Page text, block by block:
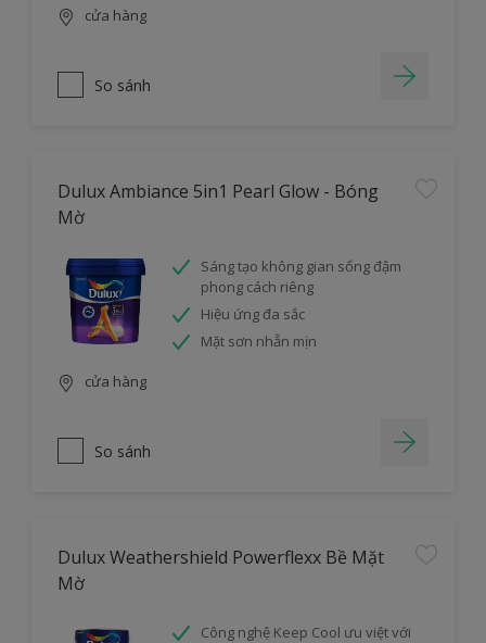
cửa hàng
So sánh
Dulux Ambiance 5in1 Pearl Glow - Bóng
Mờ
Sáng tạo không gian sống đậm
phong cách riêng
Hiệu ứng đa sắc
Mặt sơn nhẵn mịn
cửa hàng
So sánh
Dulux Weathershield Powerflexx Bề Mặt
Mờ
Công nghệ Keep Cool ưu việt với